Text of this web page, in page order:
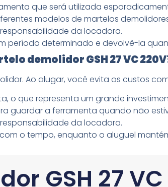
que será utilizada
modelos de martelos
da locadora.
período determinado e devolvê-la
demolidor GSH 27 VC
Ao alugar, você evita os custos
o que representa um grande
guardar a ferramenta quando não
da locadora.
o tempo, enquanto o aluguel
GSH 27